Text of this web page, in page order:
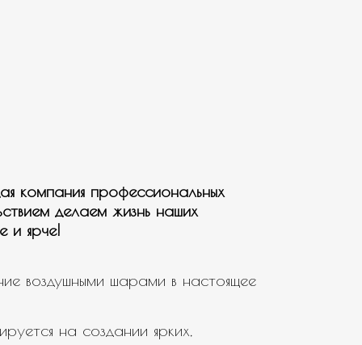
компания профессиональных
делаем жизнь наших
и ярче!
воздушными шарами в настоящее
на создании ярких,